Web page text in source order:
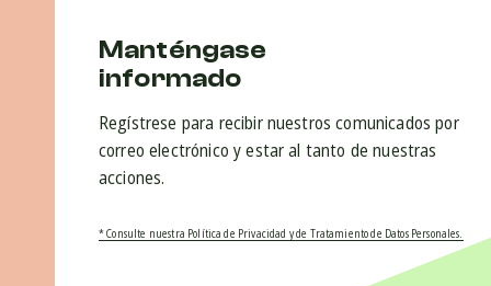
Manténgase
informado
Regístrese para recibir nuestros comunicados por
correo electrónico y estar al tanto de nuestras
acciones.
* Consulte nuestra Política de Privacidad y de Tratamiento de Datos Personales.